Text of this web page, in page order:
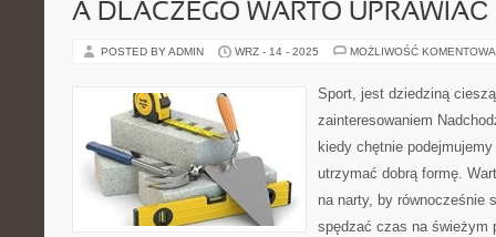
A DLACZEGO WARTO UPRAWIAĆ
POSTED BY ADMIN WRZ - 14 - 2025 MOŻLIWOŚĆ
Sport, jest dziedziną
zainteresowaniem
kiedy chętnie
utrzymać dobrą formę.
na narty, by równocześnie
spędzać czas na świeżym